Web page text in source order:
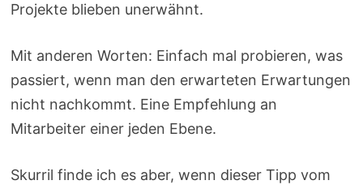
Projekte blieben unerwähnt.
Mit anderen Worten: Einfach mal probieren, was
passiert, wenn man den erwarteten Erwartungen
nicht nachkommt. Eine Empfehlung an
Mitarbeiter einer jeden Ebene.
Skurril finde ich es aber, wenn dieser Tipp vom